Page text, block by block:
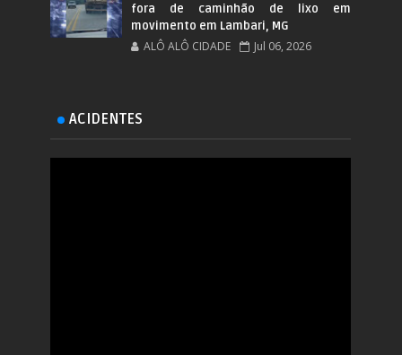
fora de caminhão de lixo em
movimento em Lambari, MG
ALÔ ALÔ CIDADE Jul 06, 2026
ACIDENTES